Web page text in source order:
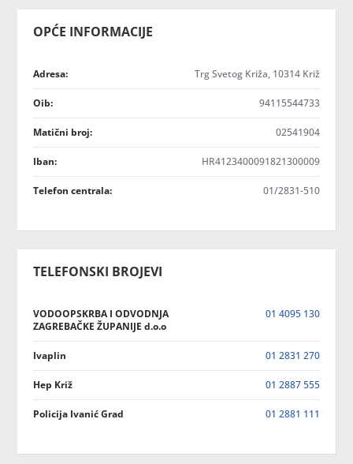
OPĆE INFORMACIJE
Adresa: Trg Svetog Križa, 10314 Križ
Oib: 94115544733
Matični broj: 02541904
Iban: HR4123400091821300009
Telefon centrala: 01/2831-510
TELEFONSKI BROJEVI
VODOOPSKRBA I ODVODNJA
ZAGREBAČKE ŽUPANIJE d.o.o
01 4095 130
Ivaplin 01 2831 270
Hep Križ 01 2887 555
Policija Ivanić Grad 01 2881 111